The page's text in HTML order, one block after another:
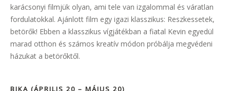
karácsonyi filmjük olyan, ami tele van izgalommal és váratlan
fordulatokkal. Ajánlott film egy igazi klasszikus: Reszkessetek,
betörők! Ebben a klasszikus vígjátékban a fiatal Kevin egyedül
marad otthon és számos kreatív módon próbálja megvédeni
házukat a betörőktől.
BIKA (ÁPRILIS 20 – MÁJUS 20)